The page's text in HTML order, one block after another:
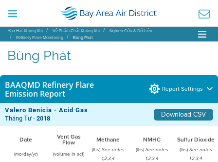
Địa Hạt Không Khí Về Phẩm Chất Không Khí
Nghiên Cứu & Dữ Liệu
Refinery Flare Monitoring
Bùng Phát
Bùng Phát
BAAQMD Refinery Flare
Emission Report
Report Settings
Valero Benicia - Acid Gas Download CSV
Tháng Tư -2018
Date Vent Gas
Flow Methane NMHC Sulfur Dioxide
(mo/day/yr) (volume in scf)
(lbs) See notes
1,2,3,4
(lbs) See notes
1,2,3,4
(lbs) See notes
1,2,3,4